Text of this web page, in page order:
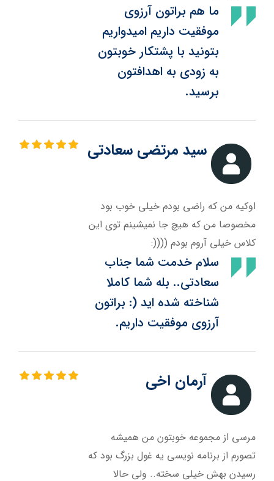
ما هم براتون آرزوی
موفقیت داریم امیدواریم
بتونید با پشتکار خوبتون
به زودی به اهدافتون
برسید.
سید مرتضی سعادتی
اوکیه من که راضی بودم خیلی خوب بود
مخصوصا من که هیچ جا نمیشینم توی این
کلاس خیلی آروم بودم ((((:
سلام خدمت شما جناب
سعادتی.. بله شما کاملا
شناخته شده اید (: براتون
آرزوی موفقیت داریم.
آرمان اخی
مرسی از مجموعه خوبتون من همیشه
تصورم از برنامه نویسی یه غول بزرگ بود که
رسیدن بهش خیلی سخته.. ولی حالا